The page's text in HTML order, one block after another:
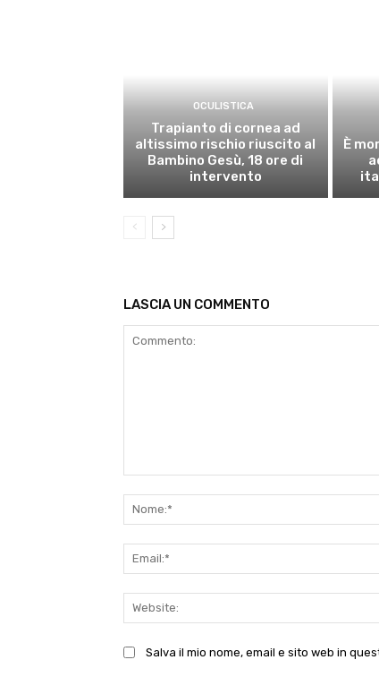
OCULISTICA
Trapianto di cornea ad
altissimo rischio riuscito al
Bambino Gesù, 18 ore di
intervento
È
LASCIA UN COMMENTO
Salva il mio nome, email e sito web in